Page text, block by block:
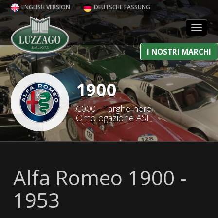
ENGLISH VERSION DEUTSCHE FASSUNG
I NOSTRI MARCHI
1900
C000 - Targhe nere,
Omologazione ASI
Alfa Romeo 1900 -
1953